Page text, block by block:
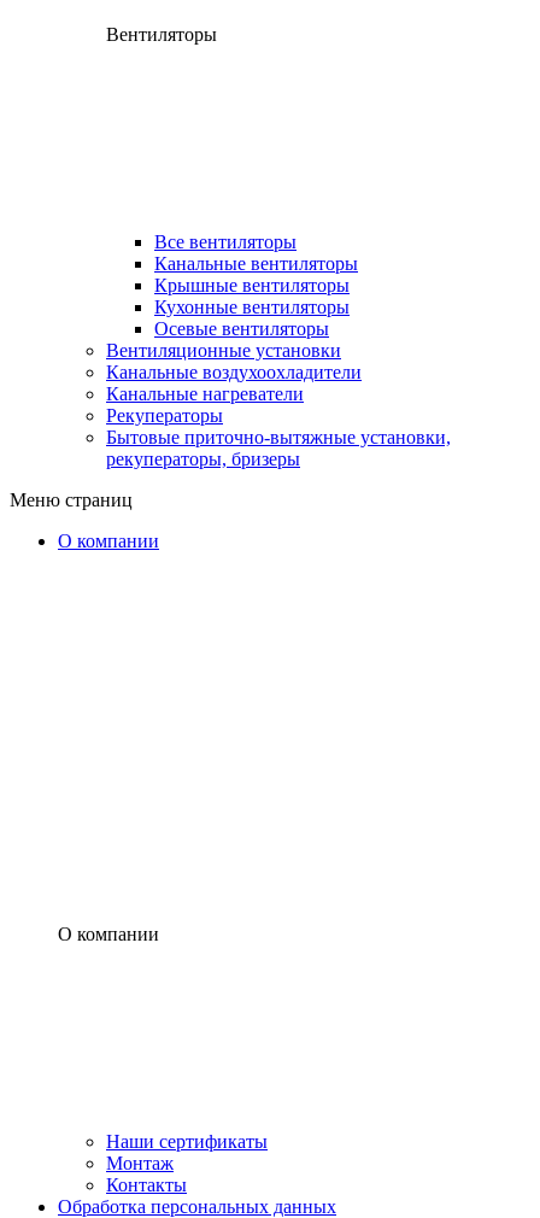
Вентиляторы
Все вентиляторы
Канальные вентиляторы
Крышные вентиляторы
Кухонные вентиляторы
Осевые вентиляторы
Вентиляционные установки
Канальные воздухоохладители
Канальные нагреватели
Рекуператоры
Бытовые приточно-вытяжные установки,
рекуператоры, бризеры
Меню страниц
О компании
О компании
Наши сертификаты
Монтаж
Контакты
Обработка персональных данных